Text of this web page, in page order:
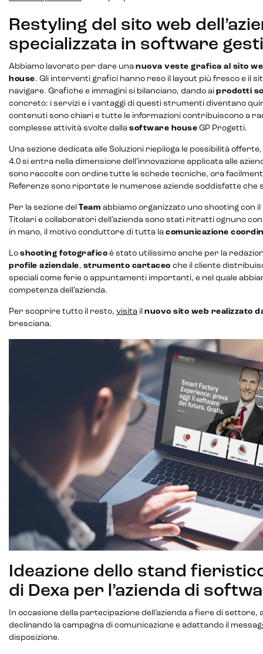
Blockchain
Analisi predittiva
Chatbot e assistenti virtuali
Realtà Aumentata
Realtà Virtuale
Metaverso
Restyling del sito web
specializzata in software
Abbiamo lavorato per dare una nuova veste grafica al sito
house. Gli interventi grafici hanno reso il layout più fresco e il
navigare. Grafiche e immagini si bilanciano, dando ai prodotti
concreto: i servizi e i vantaggi di questi strumenti diventano
contenuti sono chiari e tutte le informazioni contribuiscono a
complesse attività svolte dalla software house GP Progetti.
Una sezione dedicata alle Soluzioni riepiloga le possibilità
4.0 si entra nella dimensione dell’innovazione applicata alle
sono raccolte con ordine tutte le schede tecniche, ora
Referenze sono riportate le numerose aziende soddisfatte che
Per la sezione del Team abbiamo organizzato uno shooting con
Titolari e collaboratori dell’azienda sono stati ritratti ognuno
in mano, il motivo conduttore di tutta la comunicazione
Lo shooting fotografico è stato utilissimo anche per la
profile aziendale, strumento cartaceo che il cliente
speciali come ferie o appuntamenti importanti, e nel quale
competenza dell’azienda.
Per scoprire tutto il resto, visita il nuovo sito web realizzato
bresciana.
Ideazione dello stand
di Dexa per l’azienda di
In occasione della partecipazione dell’azienda a fiere di settore,
declinando la campagna di comunicazione e adattando il
disposizione.